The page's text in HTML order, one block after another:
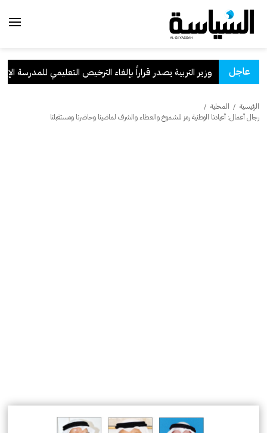
عاجلوزير التربية يصدر قراراً بإلغاء الترخيص التعليمي للمدرسة الإيرانية
الرئيسية / المحلية /
رجال أعمال: أعيادنا الوطنية رمز للشموخ والعطاء والشرف لماضينا وحاضرنا ومستقبلنا